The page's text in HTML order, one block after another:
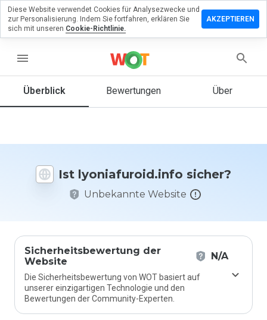
menu
Überblick Bewertungen Über
Ist lyoniafuroid.info sicher?
Unbekannte Website
Sicherheitsbewertung der
Website
N/A
Die Sicherheitsbewertung von WOT basiert auf
unserer einzigartigen Technologie und den
Bewertungen der Community-Experten.
zu
Sie diese
auf einer
Skala von
1 bis 5
Diese Website verwendet Cookies für Analysezwecke und
zur Personalisierung. Indem Sie fortfahren, erklären Sie
sich mit unseren Cookie-Richtlinie.
AKZEPTIEREN